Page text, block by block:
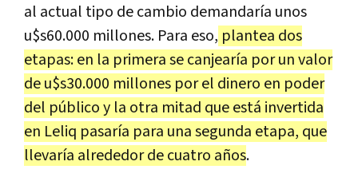
al actual tipo de cambio demandaría unos
u$s60.000 millones. Para eso, plantea dos
etapas: en la primera se canjearía por un valor
de u$s30.000 millones por el dinero en poder
del público y la otra mitad que está invertida
en Leliq pasaría para una segunda etapa, que
llevaría alrededor de cuatro años.